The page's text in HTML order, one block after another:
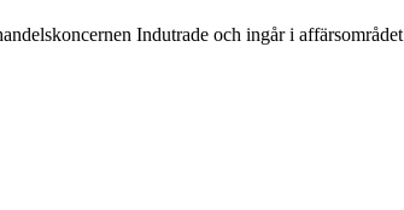
Indutrade och ingår i